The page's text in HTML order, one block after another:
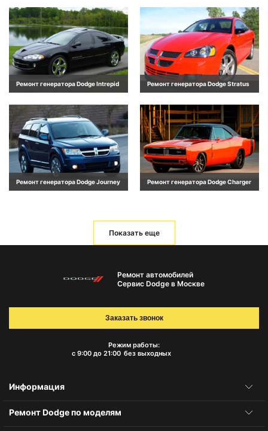
Ремонт генератора Dodge Intrepid Ремонт генератора Dodge Stratus
Ремонт генератора Dodge Journey Ремонт генератора Dodge Charger
Показать еще
Ремонт автомобилей
Сервис Dodge в Москве
Режим работы:
с 9:00 до 21:00 без выходных
Заказать звонок
Информация
Ремонт Dodge по моделям